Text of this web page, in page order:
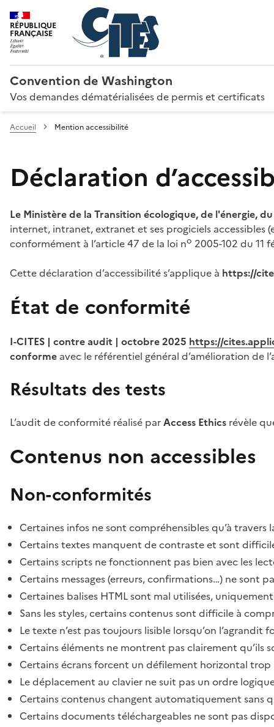
RÉPUBLIQUE
FRANÇAISE
Convention de Washington
Vos demandes dématérialisées de permis et certificats
Accueil Mention accessibilité
Déclaration
Le Ministère de la Transition écologique, de l'énergie,
internet, intranet, extranet et ses progiciels
conformément à l’article 47 de la loi no 2005-102 du 11
Cette déclaration d’accessibilité s’applique à https://
État de conformité
I-CITES | contre audit | octobre 2025 https://
conforme avec le référentiel général d’amélioration de
Résultats des tests
L’audit de conformité réalisé parAccess Ethics révèle
Contenus non accessibles
Non-conformités
Certaines infos ne sont compréhensibles qu’à travers
Certains textes manquent de contraste et sont
Certains scripts ne fonctionnent pas bien avec les
Certains messages (erreurs, confirmations…) ne sont
Certaines balises HTML sont mal utilisées,
Sans les styles, certains contenus sont difficile à
Le texte n’est pas toujours lisible lorsqu’on l’agrandit
Certains éléments ne montrent pas clairement qu’ils
Certains écrans forcent un défilement horizontal
Le déplacement au clavier ne suit pas un ordre
Certains contenus changent automatiquement sans
Certains documents téléchargeables ne sont pas